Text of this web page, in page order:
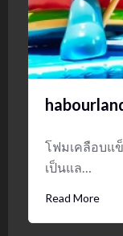
โฟมเคลือบแ
เป็นแล…
Read More